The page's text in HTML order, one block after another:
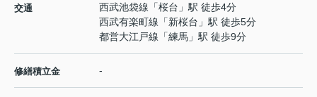
交通 西武池袋線 「桜台 」駅 徒歩4分
西武有楽町線 「新桜台 」駅 徒歩5分
都営大江戸線 「練馬 」駅 徒歩9分
修繕積立金 -